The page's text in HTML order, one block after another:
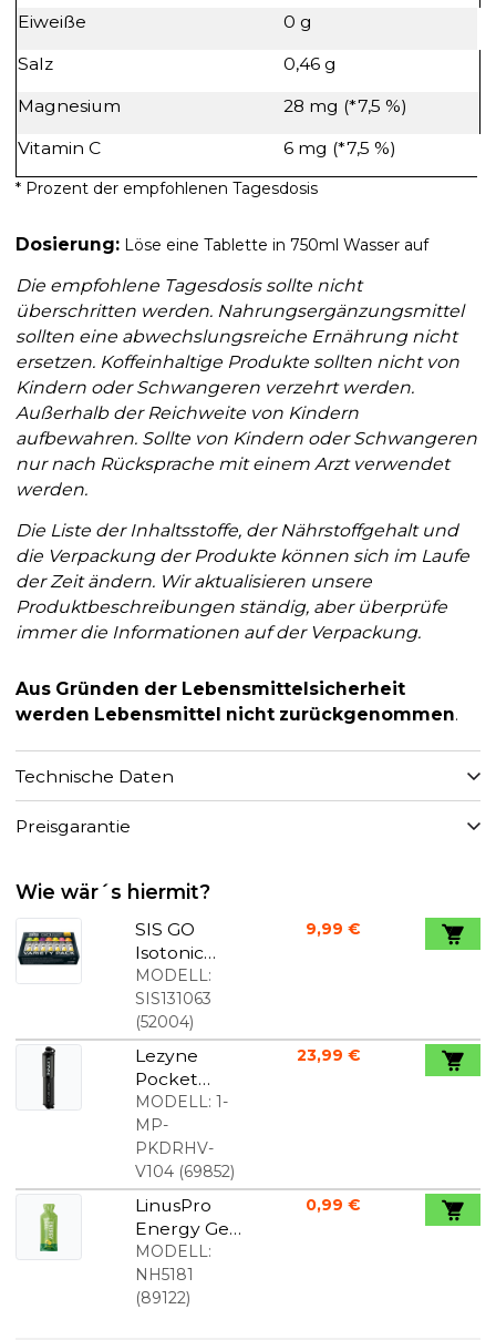
Eiweiße
0 g
Salz
0,46 g
Magnesium
28 mg (*7,5 %)
Vitamin C
6 mg (*7,5 %)
* Prozent der empfohlenen Tagesdosis
Dosierung: Löse eine Tablette in 750ml Wasser auf
Die empfohlene Tagesdosis sollte nicht
überschritten werden. Nahrungsergänzungsmittel
sollten eine abwechslungsreiche Ernährung nicht
ersetzen. Koffeinhaltige Produkte sollten nicht von
Kindern oder Schwangeren verzehrt werden.
Außerhalb der Reichweite von Kindern
aufbewahren. Sollte von Kindern oder Schwangeren
nur nach Rücksprache mit einem Arzt verwendet
werden.
Die Liste der Inhaltsstoffe, der Nährstoffgehalt und
die Verpackung der Produkte können sich im Laufe
der Zeit ändern. Wir aktualisieren unsere
Produktbeschreibungen ständig, aber überprüfe
immer die Informationen auf der Verpackung.
Aus Gründen der Lebensmittelsicherheit
werden Lebensmittel nicht zurückgenommen.
Technische Daten
Preisgarantie
Wie wär´s hiermit?
SIS GO
Isotonic
Energy
verschiede
ne
Geschmack
srichtunge
n, 7 x 60 ml.
MODELL:
SIS131063
(52004)
9,99 €
Lezyne
Pocket
Drive HV
Handpump
e, schwarz
MODELL: 1-
MP-
PKDRHV-
V104(69852)
23,99 €
LinusPro
Energy Gel
Zitrone 40g
MODELL:
NH5181
(89122)
0,99 €